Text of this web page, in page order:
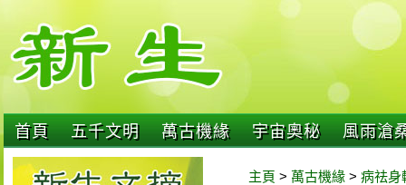
首頁 五千文明 萬古機緣 宇宙奧秘 風雨滄
主頁 > 萬古機緣 > 病祛身